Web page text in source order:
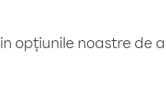
opțiunile noastre de